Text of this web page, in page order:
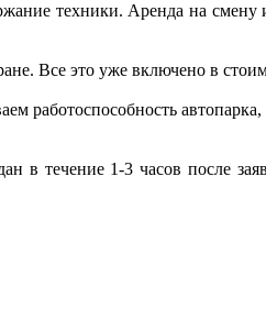
техники. Аренда на
Все это уже включено в
работоспособность
в течение 1-3 часов после